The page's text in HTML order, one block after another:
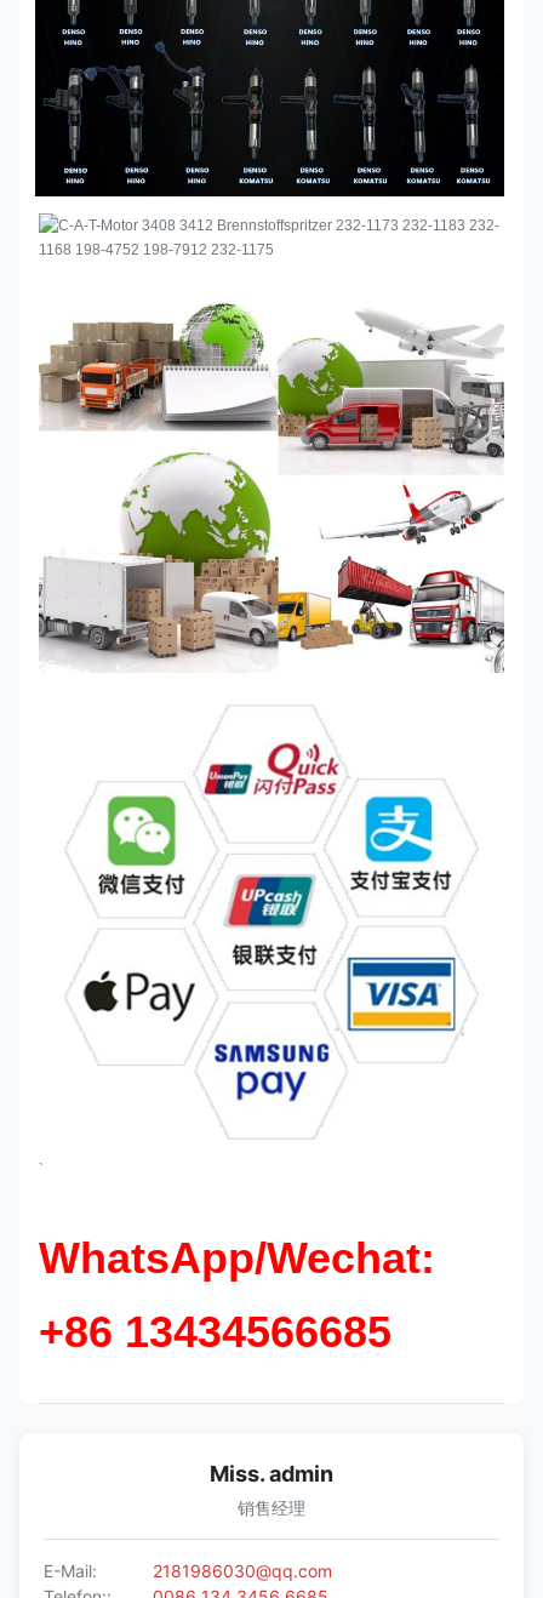
`
WhatsApp/Wechat:
+86 13434566685
Miss. admin
销售经理
E-Mail:
2181986030@qq.com